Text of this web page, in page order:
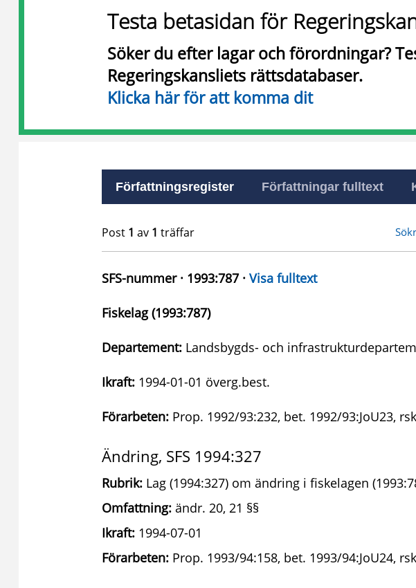
Testa betasidan för
Söker du efter lagar och förordningar?
Regeringskansliets rättsdatabaser.
Klicka här för att komma dit
Författningsregister Författningar fulltext
Post 1 av 1 träffar
SFS-nummer · 1993:787 · Visa fulltext
Fiskelag (1993:787)
Departement: Landsbygds- och
Ikraft: 1994-01-01 överg.best.
Förarbeten: Prop. 1992/93:232, bet. 1992/93:JoU23,
Ändring, SFS 1994:327
Rubrik: Lag (1994:327) om ändring i fiskelagen
Omfattning: ändr. 20, 21 §§
Ikraft: 1994-07-01
Förarbeten: Prop. 1993/94:158, bet. 1993/94:JoU24,